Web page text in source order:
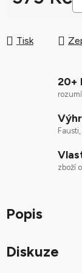
Tisk
20+
zboží
Popis
Diskuze